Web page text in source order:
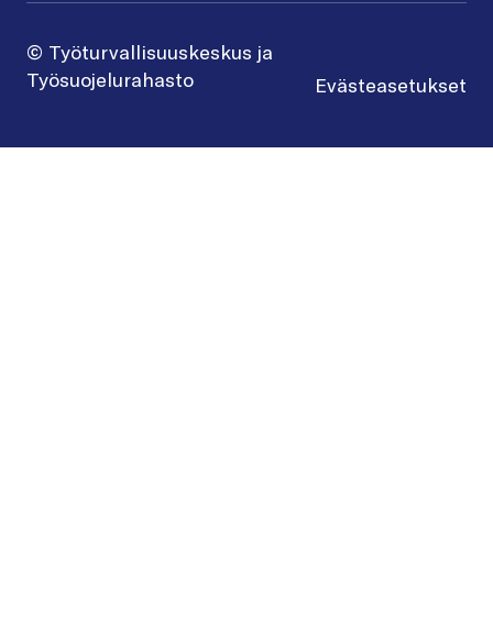
© Työturvallisuuskeskus ja
Työsuojelurahasto
Evästeasetukset